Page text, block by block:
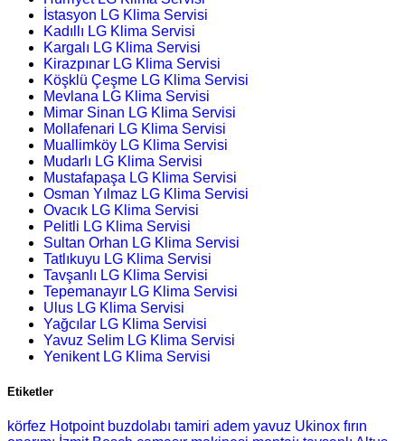
İstasyon LG Klima Servisi
Kadıllı LG Klima Servisi
Kargalı LG Klima Servisi
Kirazpınar LG Klima Servisi
Köşklü Çeşme LG Klima Servisi
Mevlana LG Klima Servisi
Mimar Sinan LG Klima Servisi
Mollafenari LG Klima Servisi
Muallimköy LG Klima Servisi
Mudarlı LG Klima Servisi
Mustafapaşa LG Klima Servisi
Osman Yılmaz LG Klima Servisi
Ovacık LG Klima Servisi
Pelitli LG Klima Servisi
Sultan Orhan LG Klima Servisi
Tatlıkuyu LG Klima Servisi
Tavşanlı LG Klima Servisi
Tepemanayır LG Klima Servisi
Ulus LG Klima Servisi
Yağcılar LG Klima Servisi
Yavuz Selim LG Klima Servisi
Yenikent LG Klima Servisi
Etiketler
körfez Hotpoint buzdolabı tamiri adem yavuz Ukinox fırın